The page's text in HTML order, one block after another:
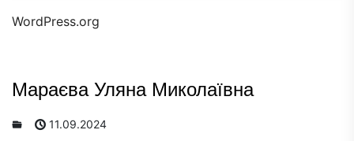
WordPress.org
Мараєва Уляна Миколаївна
11.09.2024